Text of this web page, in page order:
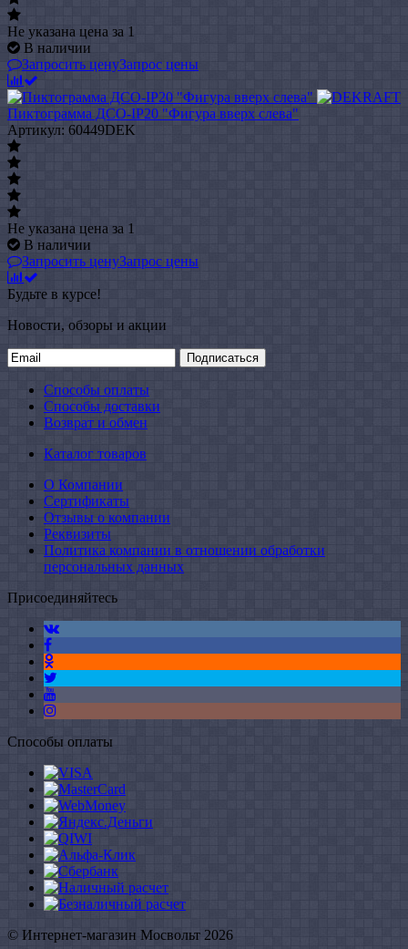
Не указана цена за 1
В наличии
Запросить ценуЗапрос цены
Пиктограмма ДСО-IP20 "Фигура вверх слева"
Артикул: 60449DEK
Не указана цена за 1
В наличии
Запросить ценуЗапрос цены
Будьте в курсе!
Новости, обзоры и акции
Подписаться
Способы оплаты
Способы доставки
Возврат и обмен
Каталог товаров
О Компании
Сертификаты
Отзывы о компании
Реквизиты
Политика компании в отношении обработки
персональных данных
Присоединяйтесь
Способы оплаты
© Интернет-магазин Мосвольт 2026